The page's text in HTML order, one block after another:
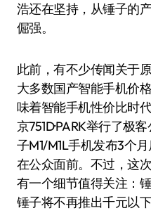
浩还在坚持，从锤子的
倔强。
此前，有不少传闻关于
大多数国产智能手机价
味着智能手机性价比时
京751D·PARK举行了极
子M1/M1L手机发布3个
在公众面前。不过，这
有一个细节值得关注：
锤子将不再推出千元以下